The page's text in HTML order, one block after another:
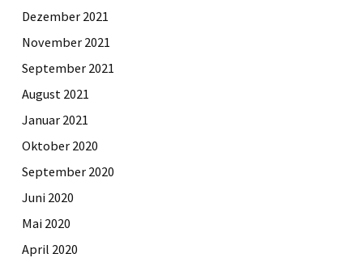
Dezember 2021
November 2021
September 2021
August 2021
Januar 2021
Oktober 2020
September 2020
Juni 2020
Mai 2020
April 2020